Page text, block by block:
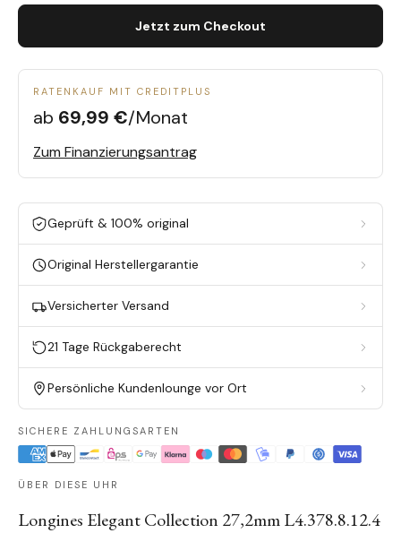
Jetzt zum Checkout
RATENKAUF MIT CREDITPLUS
ab 69,99 €/Monat
Zum Finanzierungsantrag
Geprüft & 100% original
Original Herstellergarantie
Versicherter Versand
21 Tage Rückgaberecht
Persönliche Kundenlounge vor Ort
SICHERE ZAHLUNGSARTEN
ÜBER DIESE UHR
Longines Elegant Collection 27,2mm L4.378.8.12.4